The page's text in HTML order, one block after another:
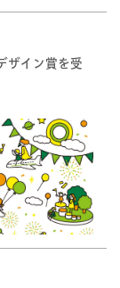
ザイン賞を受